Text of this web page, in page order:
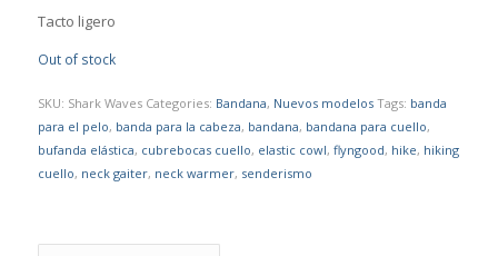
Tacto ligero
Out of stock
SKU: Shark Waves Categories: Bandana, Nuevos modelos Tags: banda
para el pelo, banda para la cabeza, bandana, bandana para cuello,
bufanda elástica, cubrebocas cuello, elastic cowl, flyngood, hike, hiking
cuello, neck gaiter, neck warmer, senderismo